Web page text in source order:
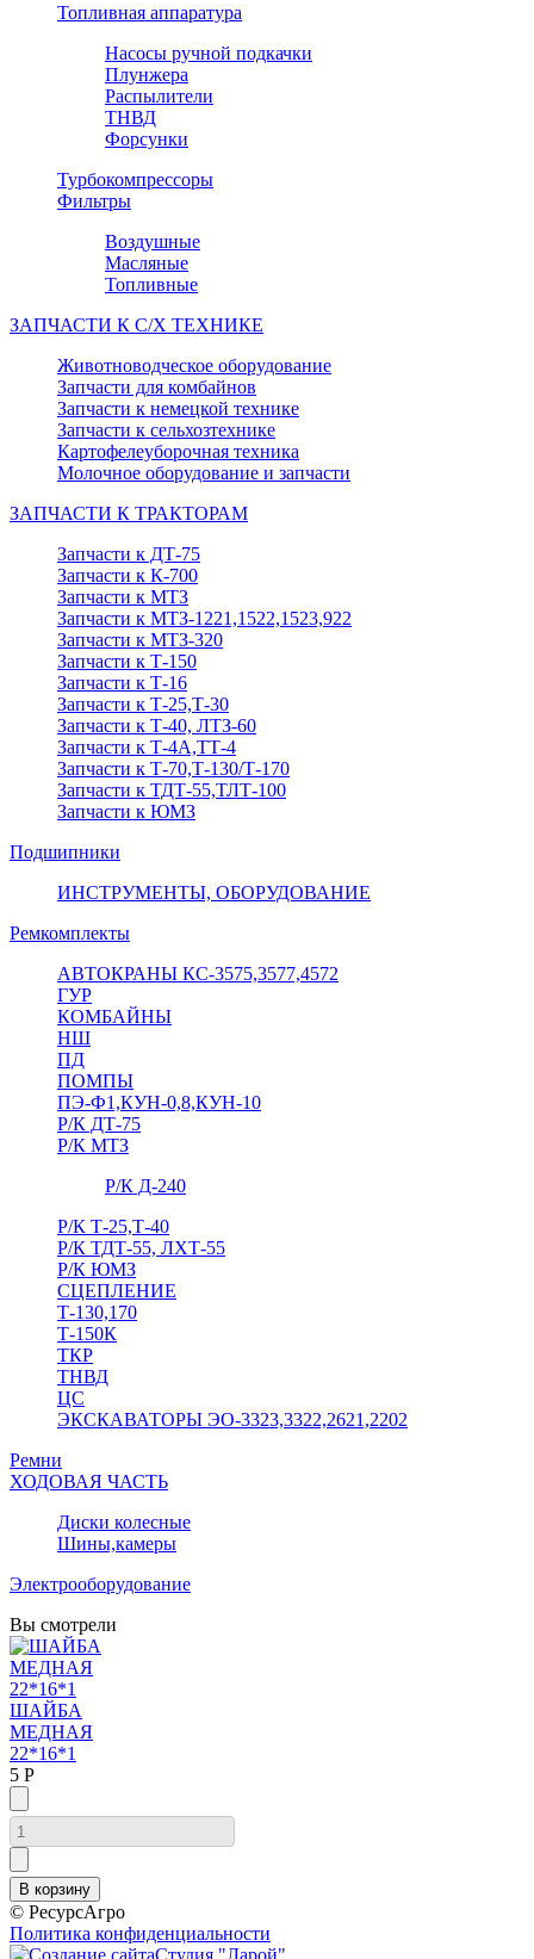
Топливная аппаратура
Насосы ручной подкачки
Плунжера
Распылители
ТНВД
Форсунки
Турбокомпрессоры
Фильтры
Воздушные
Масляные
Топливные
ЗАПЧАСТИ К С/Х ТЕХНИКЕ
Животноводческое оборудование
Запчасти для комбайнов
Запчасти к немецкой технике
Запчасти к сельхозтехнике
Картофелеуборочная техника
Молочное оборудование и запчасти
ЗАПЧАСТИ К ТРАКТОРАМ
Запчасти к ДТ-75
Запчасти к К-700
Запчасти к МТЗ
Запчасти к МТЗ-1221,1522,1523,922
Запчасти к МТЗ-320
Запчасти к Т-150
Запчасти к Т-16
Запчасти к Т-25,Т-30
Запчасти к Т-40, ЛТЗ-60
Запчасти к Т-4А,ТТ-4
Запчасти к Т-70,Т-130/Т-170
Запчасти к ТДТ-55,ТЛТ-100
Запчасти к ЮМЗ
Подшипники
ИНСТРУМЕНТЫ, ОБОРУДОВАНИЕ
Ремкомплекты
АВТОКРАНЫ КС-3575,3577,4572
ГУР
КОМБАЙНЫ
НШ
ПД
ПОМПЫ
ПЭ-Ф1,КУН-0,8,КУН-10
Р/К ДТ-75
Р/К МТЗ
Р/К Д-240
Р/К Т-25,Т-40
Р/К ТДТ-55, ЛХТ-55
Р/К ЮМЗ
СЦЕПЛЕНИЕ
Т-130,170
Т-150К
ТКР
ТНВД
ЦС
ЭКСКАВАТОРЫ ЭО-3323,3322,2621,2202
Ремни
ХОДОВАЯ ЧАСТЬ
Диски колесные
Шины,камеры
Электрооборудование
Вы смотрели
ШАЙБА
МЕДНАЯ
22*16*1
5 Р
© РесурсАгро
Политика конфиденциальности
Студия "Ларой"